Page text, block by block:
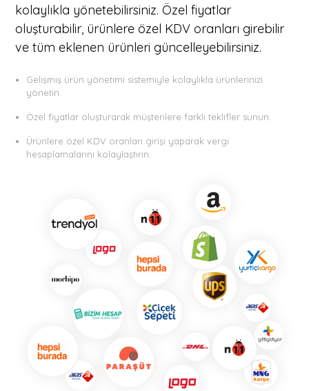
kolaylıkla yönetebilirsiniz. Özel fiyatlar
oluşturabilir, ürünlere özel KDV oranları girebilir
ve tüm eklenen ürünleri güncelleyebilirsiniz.
Gelişmiş ürün yönetimi sistemiyle kolaylıkla ürünlerinizi
yönetin.
Özel fiyatlar oluşturarak müşterilere farklı teklifler sunun.
Ürünlere özel KDV oranları girişi yaparak vergi
hesaplamalarını kolaylaştırın.